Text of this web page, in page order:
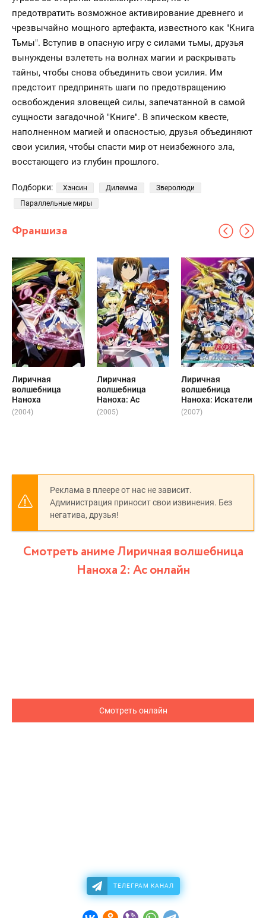
предотвратить возможное активирование древнего и
чрезвычайно мощного артефакта, известного как "Книга
Тьмы". Вступив в опасную игру с силами тьмы, друзья
вынуждены взлететь на волнах магии и раскрывать
тайны, чтобы снова объединить свои усилия. Им
предстоит предпринять шаги по предотвращению
освобождения зловещей силы, запечатанной в самой
сущности загадочной "Книге". В эпическом квесте,
наполненном магией и опасностью, друзья объединяют
свои усилия, чтобы спасти мир от неизбежного зла,
восстающего из глубин прошлого.
Подборки: Хэнсин Дилемма
Зверолюди
Параллельные миры
Франшиза
Лиричная
волшебница
Наноха
(2004)
Лиричная
волшебница
Наноха: Ас
(2005)
Лиричная
волшебница
Наноха: Искатели
(2007)
Реклама в плеере от нас не зависит.
Администрация приносит свои извинения. Без
негатива, друзья!
Смотреть аниме Лиричная волшебница
Наноха 2: Ас онлайн
Смотреть онлайн
ТЕЛЕГРАМ КАНАЛ